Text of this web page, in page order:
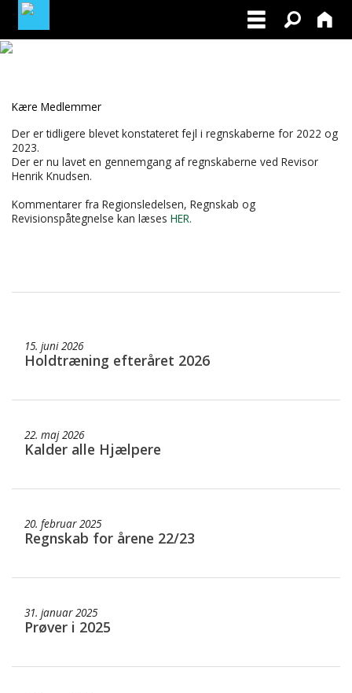
FACEBOOK
MINE TILMELDINGER
Kære Medlemmer
Der er tidligere blevet konstateret fejl i regnskaberne for 2022 og
2023.
Der er nu lavet en gennemgang af regnskaberne ved Revisor
Henrik Knudsen.
Kommentarer fra Regionsledelsen, Regnskab og
Revisionspåtegnelse kan læses HER.
15. juni 2026
Holdtræning efteråret 2026
22. maj 2026
Kalder alle Hjælpere
20. februar 2025
Regnskab for årene 22/23
31. januar 2025
Prøver i 2025